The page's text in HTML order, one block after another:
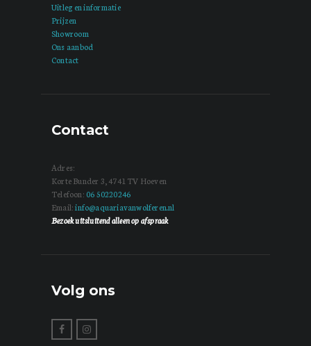
Uitleg en informatie
Prijzen
Showroom
Ons aanbod
Contact
Contact
Adres:
Korte Bunder 3, 4741 TV Hoeven
Telefoon: 06 50220246
Email:info@aquariavanwolferen.nl
Bezoek uitsluitend alleen op afspraak
Volg ons